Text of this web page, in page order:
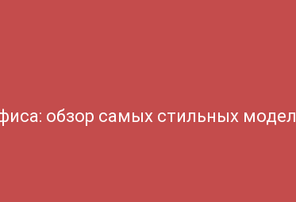
обзор самых стильных